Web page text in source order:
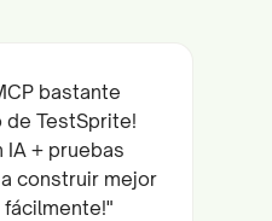
bastante
TestSprite!
IA + pruebas
construir mejor